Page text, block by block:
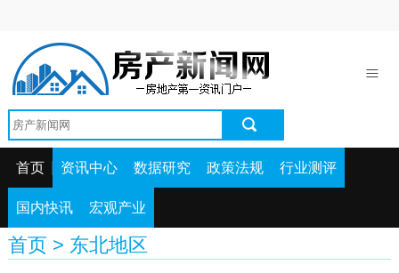
资讯中心
政策法规
国内快讯
首页 资讯中心 数据研究 政策法规 行业测评
国内快讯 宏观产业
首页 > 东北地区